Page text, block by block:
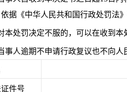
据《中华人民共和国行政处罚法
本处罚决定不服的，可以在收到
事人逾期不申请行政复议也不向
件号